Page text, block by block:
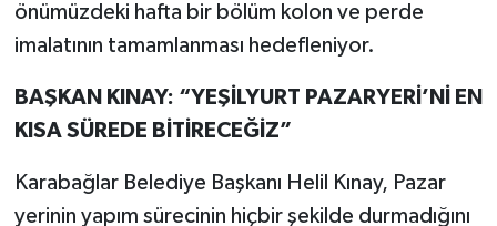
önümüzdeki hafta bir bölüm kolon ve perde
imalatının tamamlanması hedefleniyor.
BAŞKAN KINAY: “YEŞİLYURT PAZARYERİ’Nİ EN
KISA SÜREDE BİTİRECEĞİZ”
Karabağlar Belediye Başkanı Helil Kınay, Pazar
yerinin yapım sürecinin hiçbir şekilde durmadığını